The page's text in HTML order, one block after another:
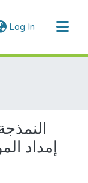
Log In (current)
إمداد